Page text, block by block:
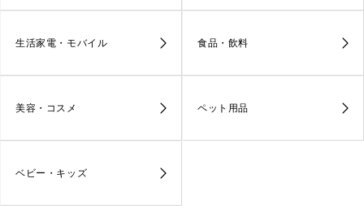
生活家電・モバイル 食品・飲料
美容・コスメ ペット用品
ベビー・キッズ